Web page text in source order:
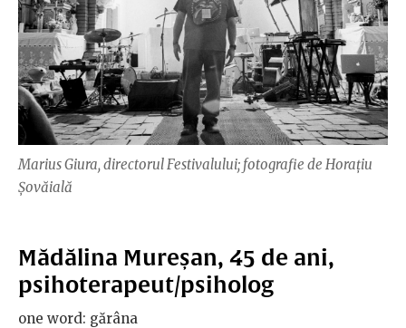
Marius Giura, directorul Festivalului; fotografie de Horațiu
Șovăială
Mădălina Mureșan, 45 de ani,
psihoterapeut/psiholog
one word: gărâna